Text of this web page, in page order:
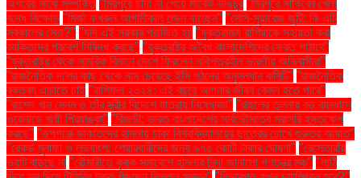
অপরের সাথে সম্পর্কিত "মিরপুরে চাঁদা না পেয়ে মার্কেট ভাঙচুর "মিরপুরে সাকিবের খেলা
বন্ধে বিক্ষোভ "মির্জা ফখরুল আগামীকাল লন্ডন যাচ্ছেন" "মেসি-সুয়ারেজ জুটি: কি এটি
সর্বকালের সেরা?" "যদি এই সরকার পরাজিত হয় "যুক্তরাজ্য রাশিয়াকে সহায়তা করা
ব্যক্তিদের প্রবেশ নিষিদ্ধ করছে" "যুক্তরাষ্ট্র অবৈধ বাংলাদেশিদের ফেরত পাঠাবে"
"যুক্তরাষ্ট্র থেকে সামরিক বিমানে দেশে ফিরলেন নথিপত্রহীন ভারতীয় অভিবাসীরা"
"রাজনৈতিক দলের কাছ থেকে নাম চেয়েছে ইসি গঠনের অনুসন্ধান কমিটি" "রাজনৈতিক
বক্তব্য এড়াতে চাই "রাশিফল ২০২৪: এই বছরে আপনার জীবন কেমন হতে পারে"
"রাশেদ খান মেনন ও তাঁর স্ত্রীর বিদেশে যাত্রায় নিষেধাজ্ঞা" "রাহুলের তুলনায় বড় ব্যবধানে
ওয়েনাডে জয়ী প্রিয়াঙ্কা" "রিজভী: ভারত বাংলাদেশের সার্বভৌমত্বে সরাসরি হস্তক্ষেপ
করছে" "রূপগঞ্জে ডাকাতদের হামলায় ঢাকা বিশ্ববিদ্যালয়ের ছাত্রের চোখে গুরুতর আঘাত"
"রেকর্ড মুনাফা ও লভ্যাংশ: শেয়ারধারীদের জন্য ৯৭৫ কোটি টাকার ঘোষণা" "রেস্তোরাঁয়
ভ্যাট বাড়ছে না "রৌমারীতে কৃষক সমাবেশে হামলার নিন্দা জানালো গণতন্ত্র মঞ্চ" "লাঠি